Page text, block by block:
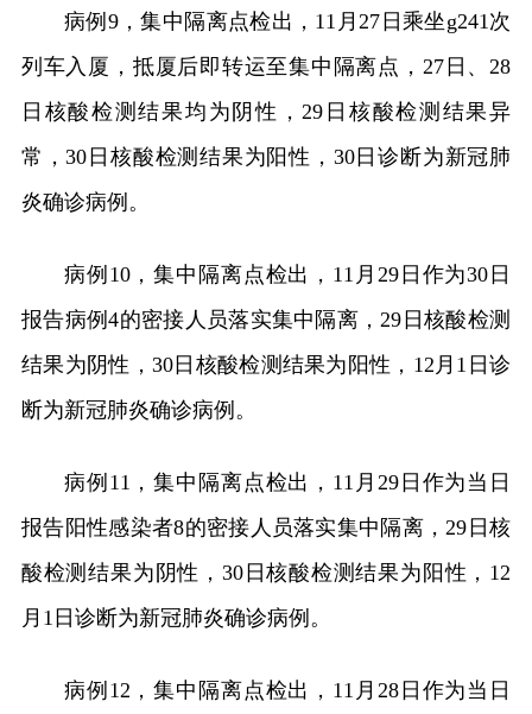
病例9，集中隔离点检出，11月27日乘坐g241次
列车入厦，抵厦后即转运至集中隔离点，27日、28
日核酸检测结果均为阴性，29日核酸检测结果异
常，30日核酸检测结果为阳性，30日诊断为新冠肺
炎确诊病例。
病例10，集中隔离点检出，11月29日作为30日
报告病例4的密接人员落实集中隔离，29日核酸检测
结果为阴性，30日核酸检测结果为阳性，12月1日诊
断为新冠肺炎确诊病例。
病例11，集中隔离点检出，11月29日作为当日
报告阳性感染者8的密接人员落实集中隔离，29日核
酸检测结果为阴性，30日核酸检测结果为阳性，12
月1日诊断为新冠肺炎确诊病例。
病例12，集中隔离点检出，11月28日作为当日